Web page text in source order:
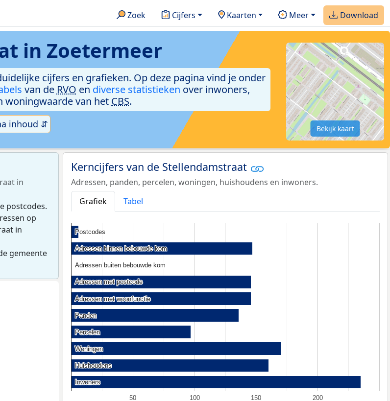
Zoek Cijfers Kaarten Meer Download
in Zoetermeer
cijfers en grafieken. Op deze pagina vind je onder
van de RVO en diverse statistieken over inwoners,
woningwaarde van het CBS.
inhoud ⇵ Bekijk kaart
in
postcodes.
op
in
gemeente
Kerncijfers van de Stellendamstraat
Adressen, panden, percelen, woningen, huishoudens en inwoners.
Grafiek
Tabel
50 100 150 200
Postcodes
Postcodes
Adressen binnen bebouwde kom
Adressen binnen bebouwde kom
Adressen buiten bebouwde kom
Adressen buiten bebouwde kom
Adressen met postcode
Adressen met postcode
Adressen met woonfunctie
Adressen met woonfunctie
Panden
Panden
Percelen
Percelen
Woningen
Woningen
Huishoudens
Huishoudens
Inwoners
Inwoners